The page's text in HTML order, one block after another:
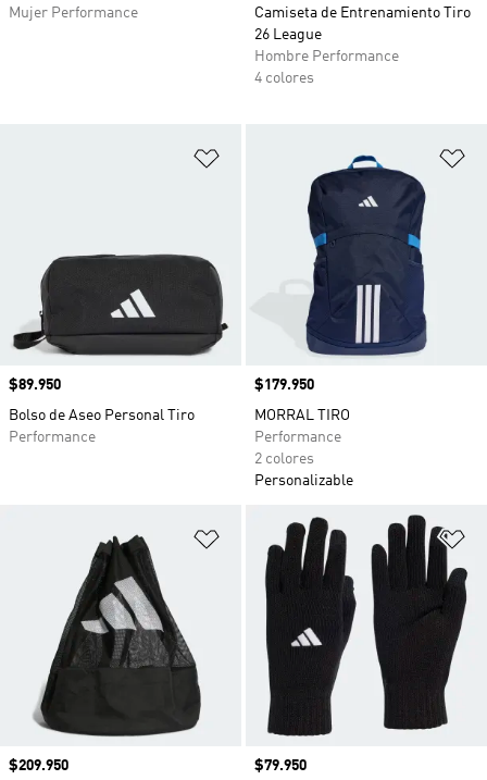
Mujer Performance
Camiseta de Entrenamiento Tiro
26 League
Hombre Performance
4 colores
Añadir a la lista de deseos
Precio
$89.950
Bolso de Aseo Personal Tiro
Performance
Precio
$179.950
MORRAL TIRO
Performance
2 colores
Personalizable
Añadir a la lista de deseos
Precio
$209.950
Precio
$79.950